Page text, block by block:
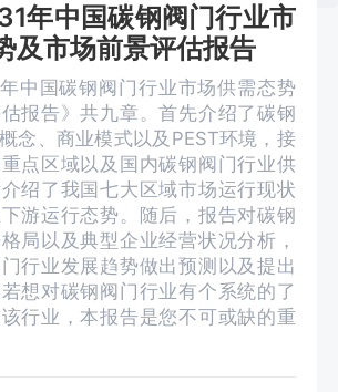
年中国碳钢阀门行业市
及市场前景评估报告
中国碳钢阀门行业市场供需态势
报告》共九章。首先介绍了碳钢
念、商业模式以及PEST环境，接
点区域以及国内碳钢阀门行业供
绍了我国七大区域市场运行现状
游运行态势。随后，报告对碳钢
局以及典型企业经营状况分析，
行业发展趋势做出预测以及提出
想对碳钢阀门行业有个系统的了
行业，本报告是您不可或缺的重